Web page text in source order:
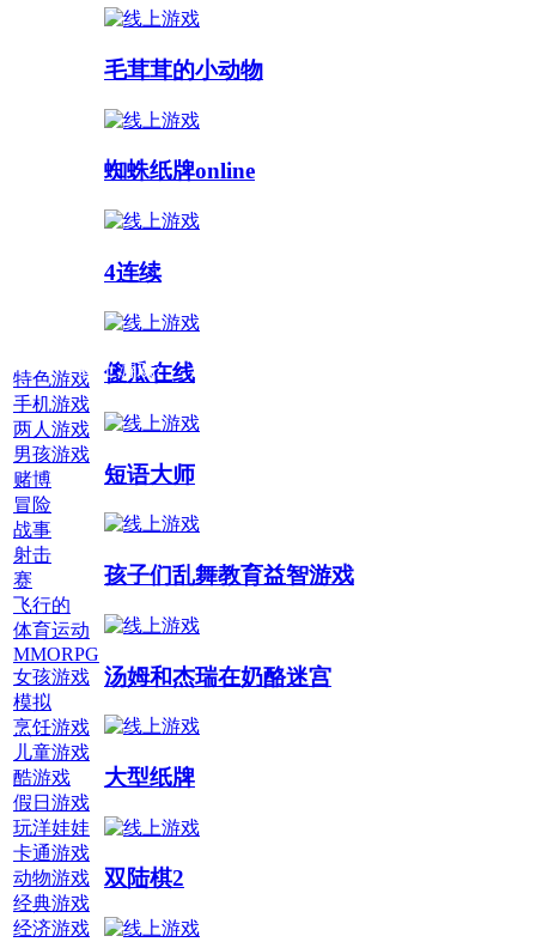
线上游戏:
特色游戏
手机游戏
两人游戏
男孩游戏
赌博
冒险
战事
射击
赛
飞行的
体育运动
MMORPG
女孩游戏
模拟
烹饪游戏
儿童游戏
酷游戏
假日游戏
玩洋娃娃
卡通游戏
动物游戏
经典游戏
经济游戏
毛茸茸的小动物
蜘蛛纸牌online
4连续
傻瓜在线
短语大师
孩子们乱舞教育益智游戏
汤姆和杰瑞在奶酪迷宫
大型纸牌
双陆棋2